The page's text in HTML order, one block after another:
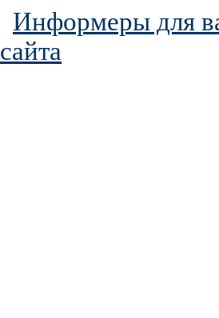
Информеры для
сайта